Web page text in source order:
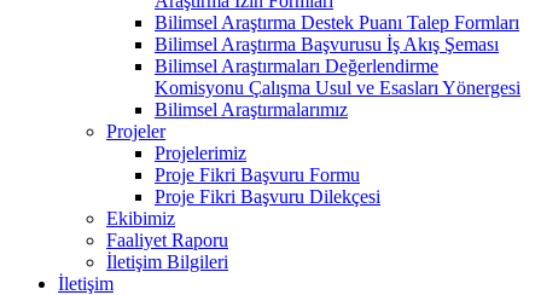
Bilimsel Araştırma Destek Puanı Talep Formları
Bilimsel Araştırma Başvurusu İş Akış Şeması
Bilimsel Araştırmaları Değerlendirme
Komisyonu Çalışma Usul ve Esasları Yönergesi
Bilimsel Araştırmalarımız
Projeler
Projelerimiz
Proje Fikri Başvuru Formu
Proje Fikri Başvuru Dilekçesi
Ekibimiz
Faaliyet Raporu
İletişim Bilgileri
İletişim